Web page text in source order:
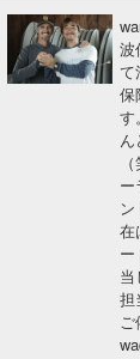
波情報･概況
WAVE
サーフィン
会員メニュー
今月のプレゼ
波
て
保
す
ん
ー
在
ー
当
担
ご
アート＆エ
ショップ情
ショップ